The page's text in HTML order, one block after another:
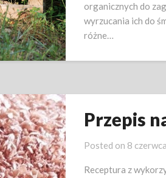
organicznych do
wyrzucania ich do
różne…
Przepis
Posted on 8
Receptura z